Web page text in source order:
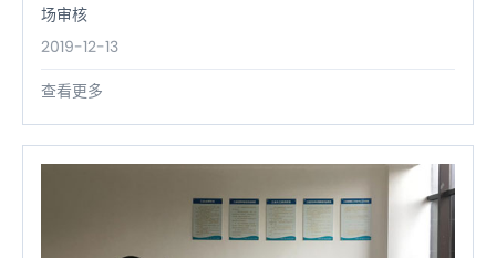
场审核
2019-12-13
查看更多